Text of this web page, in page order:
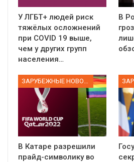
У ЛГБТ+ людей риск
тяжёлых осложнений
при COVID 19 выше,
чем у других групп
населения…
В
В Катаре разрешили
прайд-символику во